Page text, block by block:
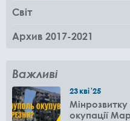
Світ
Архив 2017-2021
Важливі
23кві'25
окупації